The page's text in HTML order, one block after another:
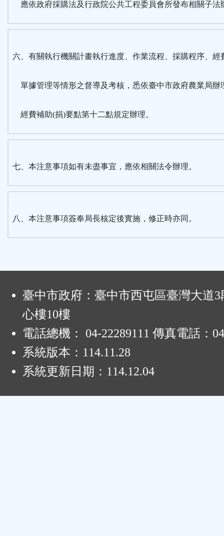
應依政府採購法及行政院公共工程委員會所發布相關子法
六、有關執行機關計畫執行進度、作業流程、採購程序、經
單據管理等情形之督導及考核，悉依臺中市政府農業局辦
經費補助(捐)要點第十二點規定辦理。
七、本注意事項如有未盡事宜，應依相關法令辦理。
八、本注意事項簽奉局長核定後實施，修正時亦同。
臺中市政府：臺中市西屯區臺灣大道3
心樓10樓
電話總機： 04-22289111 傳真電話：
系統版本： 114.11.28
系統更新日期： 114.12.04